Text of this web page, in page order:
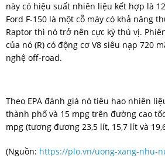
này có hiệu suất nhiên liệu kết hợp là
Ford F-150 là một cỗ máy có khả năng
Raptor thì nó trở nên cực kỳ thú vị.
của nó (R) có động cơ V8 siêu nạp 720
nghệ off-road.
Theo EPA đánh giá nó tiêu hao nhiên
thành phố và 15 mpg trên đường cao
mpg (tương đương 23,5 lít, 15,7 lít và
(Nguồn: https://plo.vn/uong-xang-nhu-